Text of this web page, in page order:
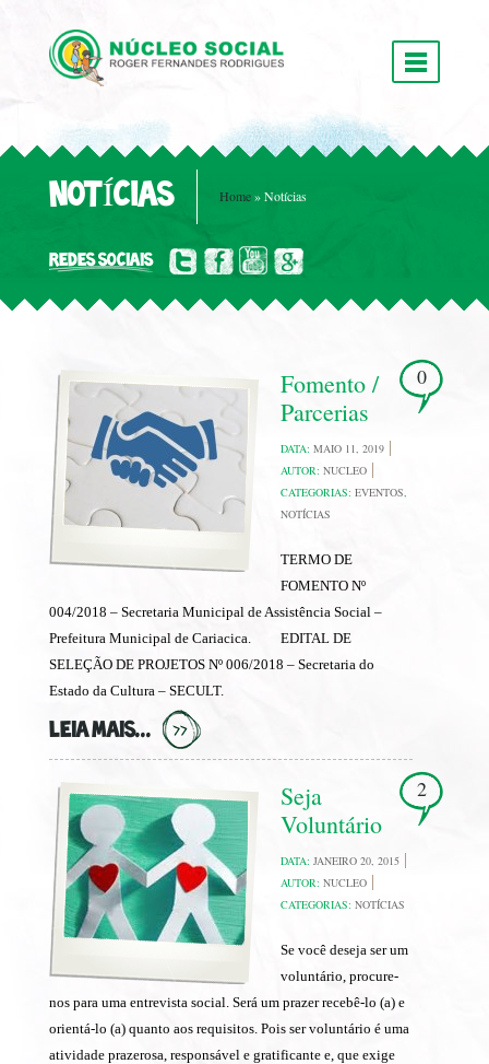
NOTÍCIAS Home »Notícias
REDES SOCIAIS
Fomento /
Parcerias
DATA: MAIO 11, 2019
AUTOR: NUCLEO
CATEGORIAS: EVENTOS,
NOTÍCIAS
0
TERMO DE
FOMENTO Nº
004/2018 – Secretaria Municipal de Assistência Social –
Prefeitura Municipal de Cariacica. EDITAL DE
SELEÇÃO DE PROJETOS Nº 006/2018 – Secretaria do
Estado da Cultura – SECULT.
LEIA MAIS...
Seja
Voluntário
DATA: JANEIRO 20, 2015
AUTOR: NUCLEO
CATEGORIAS: NOTÍCIAS
2
Se você deseja ser um
voluntário, procure-
nos para uma entrevista social. Será um prazer recebê-lo (a) e
orientá-lo (a) quanto aos requisitos. Pois ser voluntário é uma
atividade prazerosa, responsável e gratificante e, que exige